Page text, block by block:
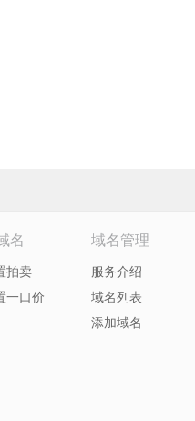
名
拍卖
一口价
域名管理
服务介绍
域名列表
添加域名